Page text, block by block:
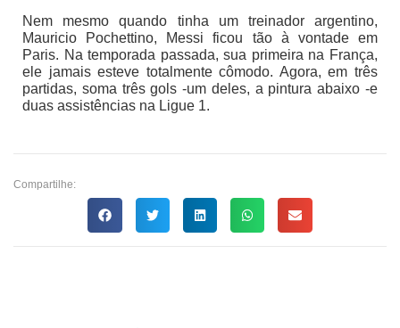
Nem mesmo quando tinha um treinador argentino,
Mauricio Pochettino, Messi ficou tão à vontade em
Paris. Na temporada passada, sua primeira na França,
ele jamais esteve totalmente cômodo. Agora, em três
partidas, soma três gols -um deles, a pintura abaixo -e
duas assistências na Ligue 1.
Compartilhe: